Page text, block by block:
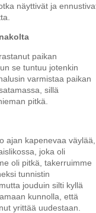
näyttivät ja
paikan
se tuntuu jotenkin
varmistaa paikan
sillä
pitkä.
ajan kapenevaa väylää,
joka oli
oli pitkä, takerruimme
tunnistin
jouduin silti kyllä
kunnolla, että
yrittää uudestaan.